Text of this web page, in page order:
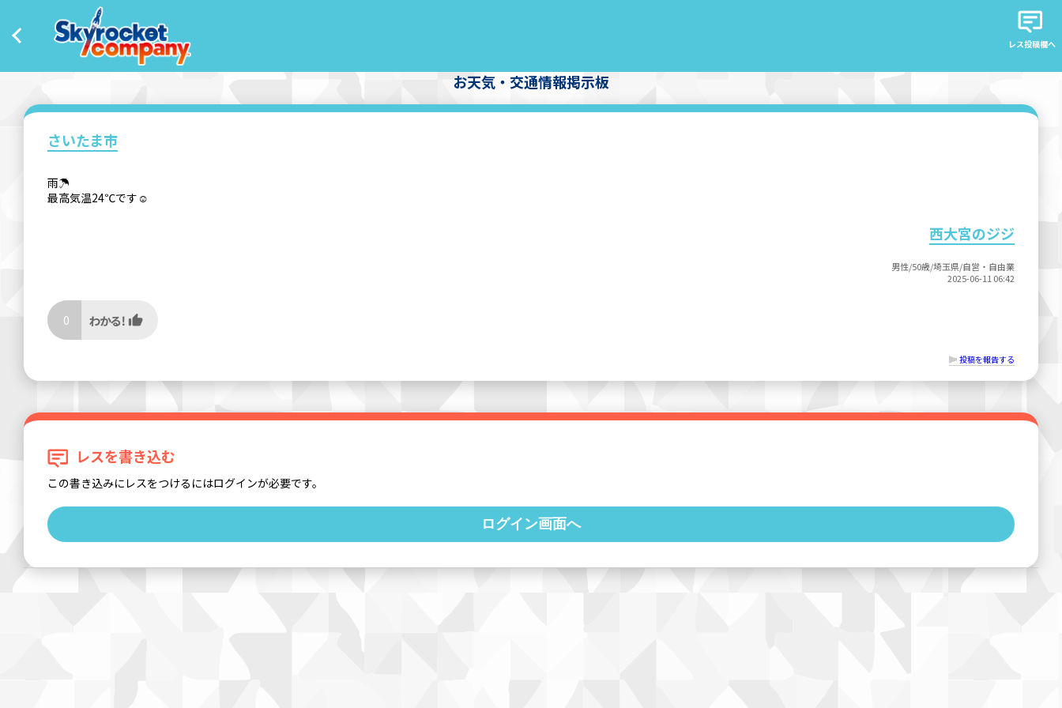
レス投稿欄へ
お天気・交通情報掲示板
さいたま市
雨☂
最高気温24℃です☺
西大宮のジジ
男性/50歳/埼玉県/自営・自由業
2025-06-11 06:42
0
投稿を報告する
レスを書き込む
この書き込みにレスをつけるにはログインが必要です。
ログイン画面へ